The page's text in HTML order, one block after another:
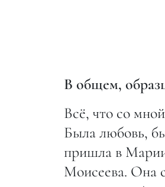
В общем,
Всё, что со
Была любовь,
пришла в
Моисеева. Она